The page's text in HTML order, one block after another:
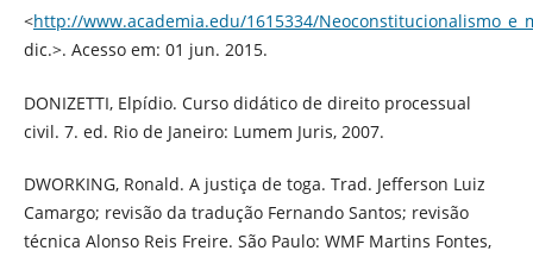
<http://www.academia.edu/1615334/
dic.>. Acesso em: 01 jun. 2015.
DONIZETTI, Elpídio. Curso didático de direito processual
civil. 7. ed. Rio de Janeiro: Lumem Juris, 2007.
DWORKING, Ronald. A justiça de toga. Trad. Jefferson Luiz
Camargo; revisão da tradução Fernando Santos; revisão
técnica Alonso Reis Freire. São Paulo: WMF Martins Fontes,